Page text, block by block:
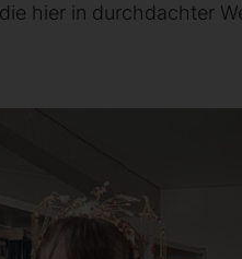
hier in durchdachter